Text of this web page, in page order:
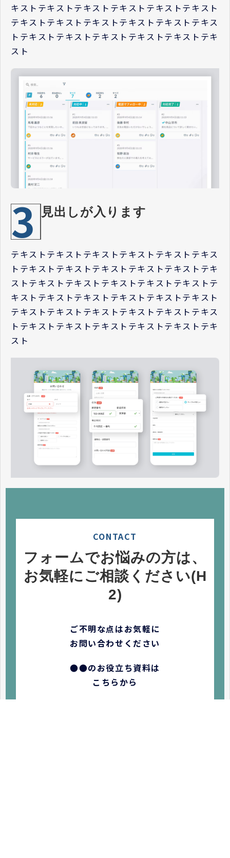
キストテキストテキストテキストテキストテキスト
テキストテキストテキストテキストテキストテキス
トテキストテキストテキストテキストテキストテキ
スト
3 見出しが入ります
テキストテキストテキストテキストテキストテキス
トテキストテキストテキストテキストテキストテキ
ストテキストテキストテキストテキストテキストテ
キストテキストテキストテキストテキストテキスト
テキストテキストテキストテキストテキストテキス
トテキストテキストテキストテキストテキストテキ
スト
CONTACT
フォームでお悩みの方は、
お気軽にご相談ください(H
2)
ご不明な点はお気軽に
お問い合わせください
●●のお役立ち資料は
こちらから